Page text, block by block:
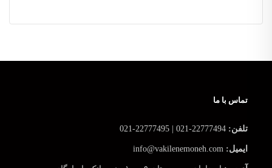
تماس با ما
تلفن:
ایمیل: